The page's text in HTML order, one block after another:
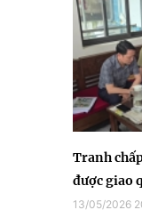
Tranh
được giao
13/05/2026